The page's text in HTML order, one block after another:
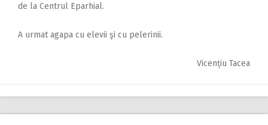
de la Centrul Eparhial.
A urmat agapa cu elevii şi cu pelerinii.
Vicențiu Tacea